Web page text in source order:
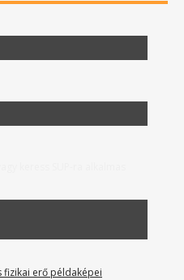
fizikai erő példaképei